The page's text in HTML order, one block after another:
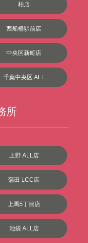
柏店
西船橋駅前店
中央区新町店
千葉中央区 ALL
所
上野 ALL店
蒲田 LCC店
上馬5丁目店
池袋 ALL店